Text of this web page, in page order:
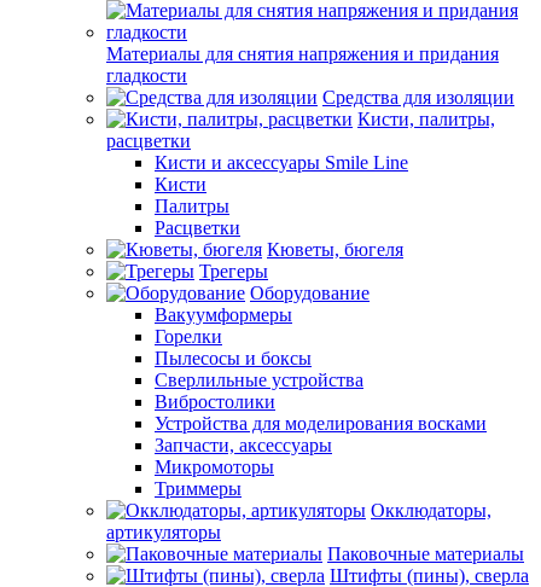
Материалы для снятия напряжения и придания
гладкости
Средства для изоляции
Кисти, палитры,
расцветки
Кисти и аксессуары Smile Line
Кисти
Палитры
Расцветки
Кюветы, бюгеля
Трегеры
Оборудование
Вакуумформеры
Горелки
Пылесосы и боксы
Сверлильные устройства
Вибростолики
Устройства для моделирования восками
Запчасти, аксессуары
Микромоторы
Триммеры
Окклюдаторы,
артикуляторы
Паковочные материалы
Штифты (пины), сверла